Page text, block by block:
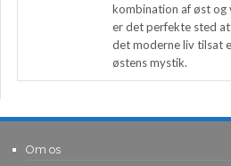
kombination af øst og
er det perfekte sted
det moderne liv tilsat
østens mystik.
Om os